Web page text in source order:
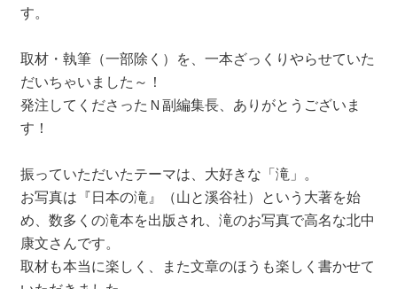
す。
取材・執筆（一部除く）を、一本ざっくりやらせていた
だいちゃいました～！
発注してくださったＮ副編集長、ありがとうございま
す！
振っていただいたテーマは、大好きな「滝」。
お写真は『日本の滝』（山と溪谷社）という大著を始
め、数多くの滝本を出版され、滝のお写真で高名な北中
康文さんです。
取材も本当に楽しく、また文章のほうも楽しく書かせて